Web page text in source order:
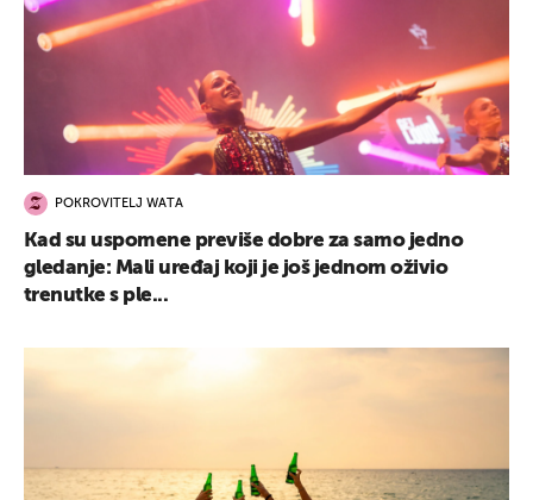
POKROVITELJ WATA
Kad su uspomene previše dobre za samo jedno
gledanje: Mali uređaj koji je još jednom oživio
trenutke s ple...